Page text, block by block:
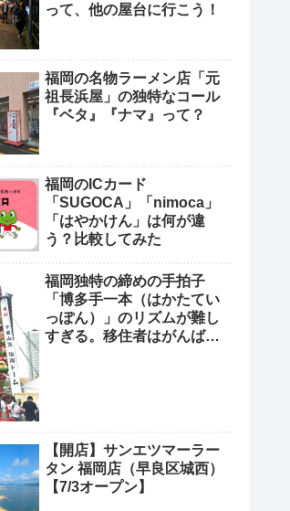
って、他の屋台に行こう！
福岡の名物ラーメン店「元
祖長浜屋」の独特なコール
『ベタ』『ナマ』って？
福岡のICカード
「SUGOCA」「nimoca」
「はやかけん」は何が違
う？比較してみた
福岡独特の締めの手拍子
「博多手一本（はかたてい
っぽん）」のリズムが難し
すぎる。移住者はがんばっ
【開店】サンエツマーラー
タン 福岡店（早良区城西）
【7/3オープン】